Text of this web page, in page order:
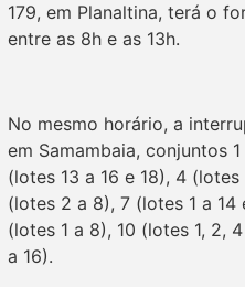
179, em Planaltina, terá o
entre as 8h e as 13h.
No mesmo horário, a
em Samambaia, conjuntos
(lotes 13 a 16 e 18), 4
(lotes 2 a 8), 7 (lotes 1 a
(lotes 1 a 8), 10 (lotes 1, 2,
a 16).